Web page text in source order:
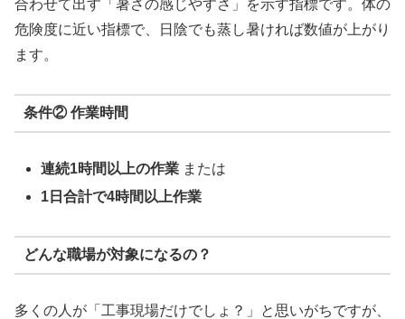
合わせて出す「暑さの感じやすさ」を示す指標です。体の
危険度に近い指標で、日陰でも蒸し暑ければ数値が上がり
ます。
条件② 作業時間
連続1時間以上の作業 または
1日合計で4時間以上作業
どんな職場が対象になるの？
多くの人が「工事現場だけでしょ？」と思いがちですが、